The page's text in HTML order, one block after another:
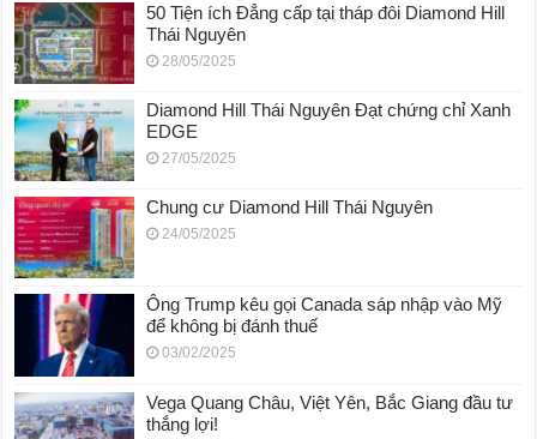
50 Tiện ích Đẳng cấp tại tháp đôi Diamond Hill
Thái Nguyên
28/05/2025
Diamond Hill Thái Nguyên Đạt chứng chỉ Xanh
EDGE
27/05/2025
Chung cư Diamond Hill Thái Nguyên
24/05/2025
Ông Trump kêu gọi Canada sáp nhập vào Mỹ
để không bị đánh thuế
03/02/2025
Vega Quang Châu, Việt Yên, Bắc Giang đầu tư
thắng lợi!